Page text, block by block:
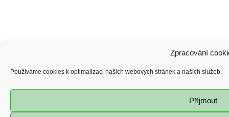
Zpracování
Používáme cookies k optimalizaci našich webových stránek a našich služeb.
Příjmout